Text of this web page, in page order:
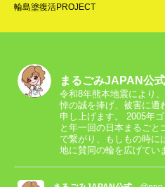
輪島塗復活PROJECT
まるごみJAPAN公式
令和8年熊本地震により
悼の誠を捧げ、被害に遭
申し上げます。 2005年
と年一回の日本まるごと
で繋がり、もしもの時に
地に賛同の輪を広げてい